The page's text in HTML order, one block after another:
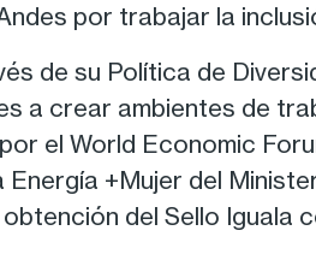
por trabajar la
de su Política de
a crear ambientes de
el World Economic
+Mujer del
del Sello Iguala